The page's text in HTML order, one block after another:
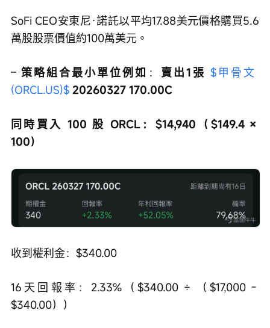
SoFi CEO安東尼·諾託以平均17.88美元價格購買5.6
萬股股票價值約100萬美元。
– 策略組合最小單位例如 ： 賣出1張 $甲骨文
(ORCL.US)$ 20260327 170.00C
同時買入 100 股 ORCL：$14,940（$149.4 ×
100）
收到權利金：$340.00
16天回報率：2.33%（$340.00 ÷ （$17,000 -
$340.00））